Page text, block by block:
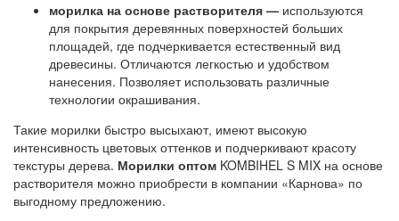
морилка на основе растворителя — используются
для покрытия деревянных поверхностей больших
площадей, где подчеркивается естественный вид
древесины. Отличаются легкостью и удобством
нанесения. Позволяет использовать различные
технологии окрашивания.
Такие морилки быстро высыхают, имеют высокую
интенсивность цветовых оттенков и подчеркивают красоту
текстуры дерева. Морилки оптом KOMBIHEL S MIX на основе
растворителя можно приобрести в компании «Карнова» по
выгодному предложению.